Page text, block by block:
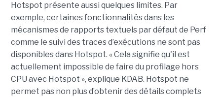
Hotspot présente aussi quelques limites. Par
exemple, certaines fonctionnalités dans les
mécanismes de rapports textuels par défaut de Perf
comme le suivi des traces d’exécutions ne sont pas
disponibles dans Hotspot. « Cela signifie qu'il est
actuellement impossible de faire du profilage hors
CPU avec Hotspot », explique KDAB. Hotspot ne
permet pas non plus d’obtenir des détails complets